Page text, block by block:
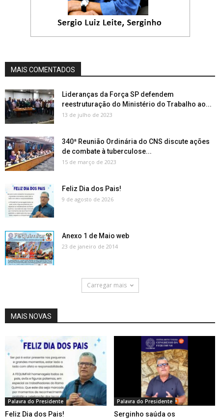
MAIS COMENTADOS
Lideranças da Força SP defendem
reestruturação do Ministério do Trabalho ao...
13 de julho de 2023
340ª Reunião Ordinária do CNS discute ações
de combate à tuberculose...
15 de março de 2023
Feliz Dia dos Pais!
9 de agosto de 2026
Anexo 1 de Maio web
23 de janeiro de 2014
Carregar mais
MAIS NOVAS
Palavra do Presidente
Feliz Dia dos Pais!
Palavra do Presidente
Serginho saúda os